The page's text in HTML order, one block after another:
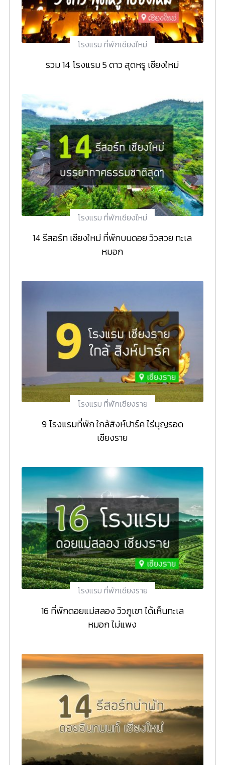
โรงแรม ที่พักเชียงใหม่
รวม 14 โรงแรม 5 ดาว สุดหรู เชียงใหม่
โรงแรม ที่พักเชียงใหม่
14 รีสอร์ท เชียงใหม่ ที่พักบนดอย วิวสวย ทะเล
หมอก
โรงแรม ที่พักเชียงราย
9 โรงแรมที่พัก ใกล้สิงห์ปาร์ค ไร่บุญรอด
เชียงราย
โรงแรม ที่พักเชียงราย
16 ที่พักดอยแม่สลอง วิวภูเขา ได้เห็นทะเล
หมอก ไม่แพง